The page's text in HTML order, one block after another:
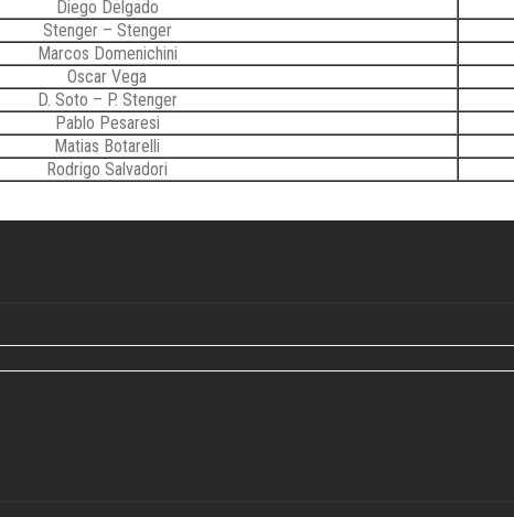
Diego Delgado
Stenger – Stenger
Marcos Domenichini
Oscar Vega
D. Soto – P. Stenger
Pablo Pesaresi
Matias Botarelli
Rodrigo Salvadori